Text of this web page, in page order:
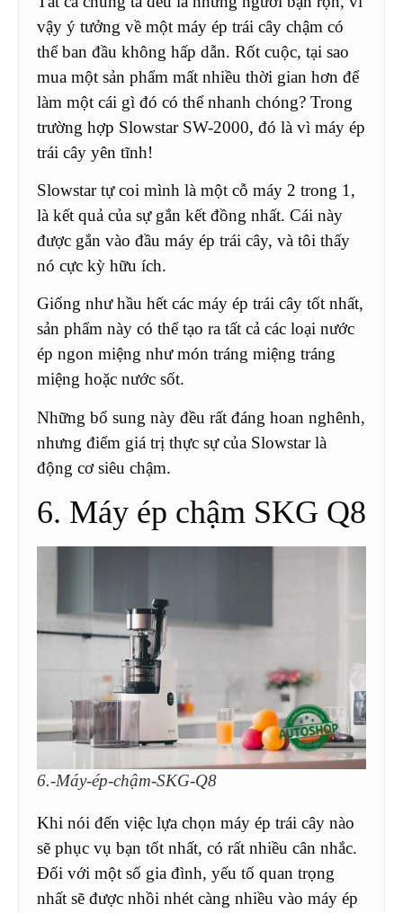
vậy ý ​​tưởng về một máy ép trái cây chậm có
thể ban đầu không hấp dẫn. Rốt cuộc, tại sao
mua một sản phẩm mất nhiều thời gian hơn để
làm một cái gì đó có thể nhanh chóng? Trong
trường hợp Slowstar SW-2000, đó là vì máy ép
trái cây yên tĩnh!
Slowstar tự coi mình là một cỗ máy 2 trong 1,
là kết quả của sự gắn kết đồng nhất. Cái này
được gắn vào đầu máy ép trái cây, và tôi thấy
nó cực kỳ hữu ích.
Giống như hầu hết các máy ép trái cây tốt nhất,
sản phẩm này có thể tạo ra tất cả các loại nước
ép ngon miệng như món tráng miệng tráng
miệng hoặc nước sốt.
Những bổ sung này đều rất đáng hoan nghênh,
nhưng điểm giá trị thực sự của Slowstar là
động cơ siêu chậm.
6. Máy ép chậm SKG Q8
6.-Máy-ép-chậm-SKG-Q8
Khi nói đến việc lựa chọn máy ép trái cây nào
sẽ phục vụ bạn tốt nhất, có rất nhiều cân nhắc.
Đối với một số gia đình, yếu tố quan trọng
nhất sẽ được nhồi nhét càng nhiều vào máy ép